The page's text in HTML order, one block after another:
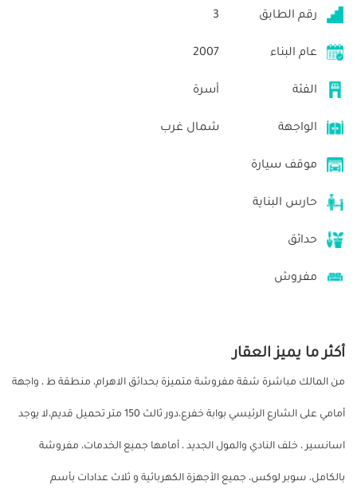
رقم الطابق 3
عام البناء 2007
الفئة أسرة
الواجهة شمال غرب
موقف سيارة
حارس البناية
حدائق
مفروش
أكثر ما يميز العقار
من المالك مباشرة شقة مفروشة متميزة بحدائق الاهرام، منطقة ط ، واجهة
أمامي على الشارع الرئيسي بوابة خفرع،دور ثالث 150 متر تحميل قديم،لا يوجد
اسانسير ، خلف النادي والمول الجديد ، أمامها جميع الخدمات، مفروشة
بالكامل، سوبر لوكس، جميع الأجهزة الكهربائية و ثلاث عدادات بأسم